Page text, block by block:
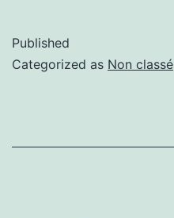
Published
Categorized as Non classé